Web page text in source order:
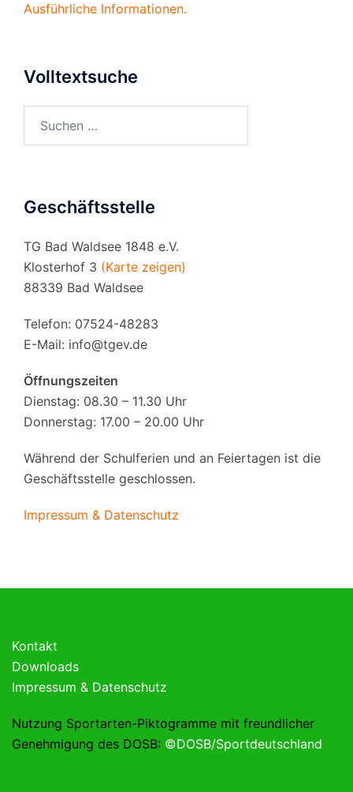
Ausführliche Informationen.
Volltextsuche
Geschäftsstelle
TG Bad Waldsee 1848 e.V.
Klosterhof 3 (Karte zeigen)
88339 Bad Waldsee
Telefon: 07524-48283
E-Mail: info@tgev.de
Öffnungszeiten
Dienstag: 08.30 – 11.30 Uhr
Donnerstag: 17.00 – 20.00 Uhr
Während der Schulferien und an Feiertagen ist die
Geschäftsstelle geschlossen.
Impressum & Datenschutz
Kontakt
Downloads
Impressum & Datenschutz
Nutzung Sportarten-Piktogramme mit freundlicher
Genehmigung des DOSB: ©DOSB/Sportdeutschland